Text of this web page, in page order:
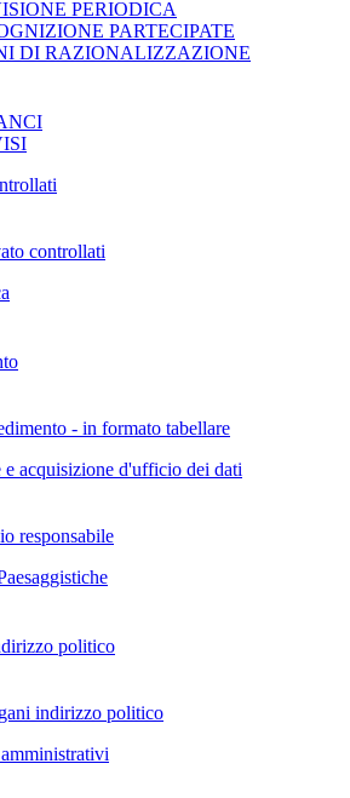
PERIODICA
PARTECIPATE
DI RAZIONALIZZAZIONE
controllati
- in formato tabellare
acquisizione d'ufficio dei dati
responsabile
politico
indirizzo politico